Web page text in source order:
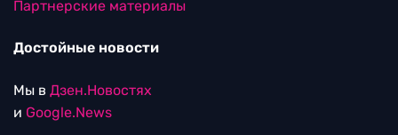
Партнерские материалы
Достойные новости
Мы в Дзен.Новостях
и Google.News